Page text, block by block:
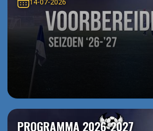
PROGRAMMA 2026-2027